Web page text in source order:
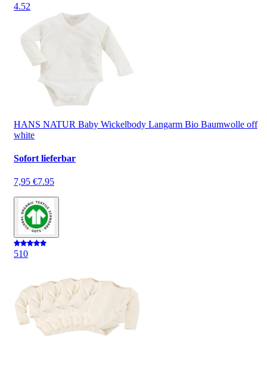
4.52
HANS NATUR Baby Wickelbody Langarm Bio Baumwolle off
white
Sofort lieferbar
7,95 €7.95
510